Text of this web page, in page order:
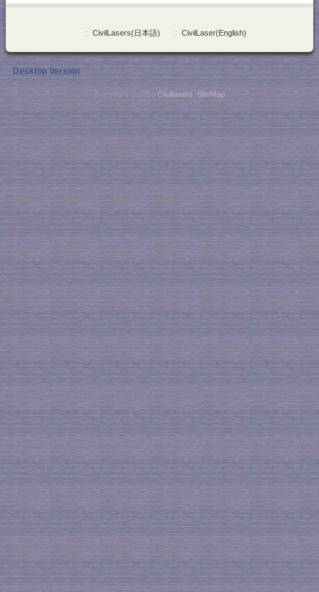
:: CivilLasers(日本語) :: CivilLaser(English)
Desktop Version
Copyright © 2026 Civillasers SiteMap